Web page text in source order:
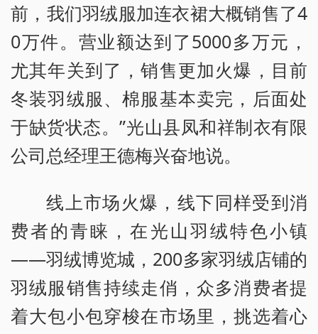
前，我们羽绒服加连衣裙大概销售了4
0万件。营业额达到了5000多万元，
尤其年关到了，销售更加火爆，目前
冬装羽绒服、棉服基本卖完，后面处
于缺货状态。”光山县凤和祥制衣有限
公司总经理王德梅兴奋地说。
线上市场火爆，线下同样受到消
费者的青睐，在光山羽绒特色小镇
——羽绒博览城，200多家羽绒店铺的
羽绒服销售持续走俏，众多消费者提
着大包小包穿梭在市场里，挑选着心